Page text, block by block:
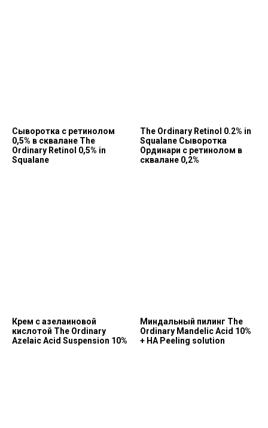
Cыворотка с ретинолом
0,5% в сквалане The
Ordinary Retinol 0,5% in
Squalane
The Ordinary Retinol 0.2% in
Squalane Сыворотка
Ординари с ретинолом в
сквалане 0,2%
Крем с азелаиновой
кислотой The Ordinary
Azelaic Acid Suspension 10%
Миндальный пилинг The
Ordinary Mandelic Acid 10%
+ HA Peeling solution